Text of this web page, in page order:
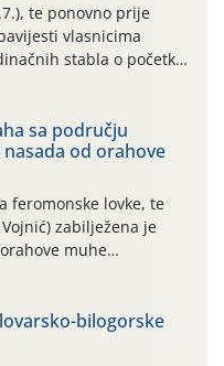
te ponovno prije
vlasnicima
stabla o početku
suzbijanja
Već dvanaest dana
koji naročito
jer najviše
sa području
od orahove
feromonske lovke, te
Vojnić) zabilježena je
muhe
može se objasniti
s vrlo malim
brojem prezimjelih
ljepljivim Rebell
bilogorske